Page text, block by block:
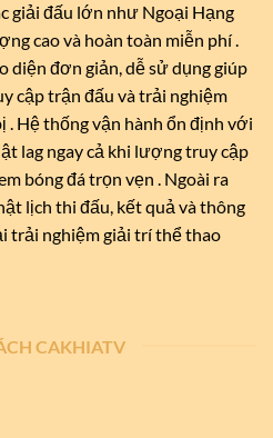
giải đấu lớn như Ngoại Hạng
cao và hoàn toàn miễn phí .
diện đơn giản, dễ sử dụng giúp
cập trận đấu và trải nghiệm
Hệ thống vận hành ổn định với
lag ngay cả khi lượng truy cập
bóng đá trọn vẹn . Ngoài ra
lịch thi đấu, kết quả và thông
trải nghiệm giải trí thể thao
CAKHIATV